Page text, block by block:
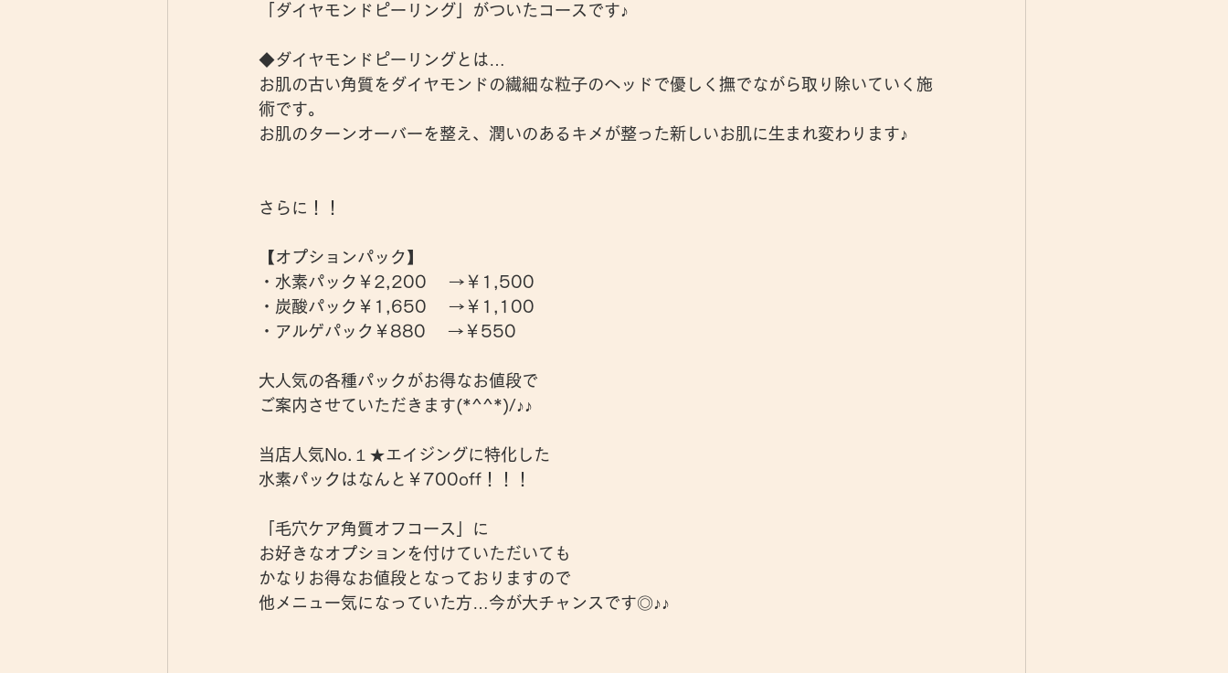
「ダイヤモンドピーリング」がついたコースです♪
◆ダイヤモンドピーリングとは…
お肌の古い角質をダイヤモンドの繊細な粒子のヘッドで優しく撫でながら取り除いていく施
術です。
お肌のターンオーバーを整え、潤いのあるキメが整った新しいお肌に生まれ変わります♪
さらに！！
【オプションパック】
・水素パック￥2,200    →￥1,500
・炭酸パック￥1,650    →￥1,100
・アルゲパック￥880    →￥550
大人気の各種パックがお得なお値段で
ご案内させていただきます(*^^*)/♪♪
当店人気No.１★エイジングに特化した
水素パックはなんと￥700off！！！
「毛穴ケア角質オフコース」に
お好きなオプションを付けていただいても
かなりお得なお値段となっておりますので
他メニュー気になっていた方…今が大チャンスです◎♪♪